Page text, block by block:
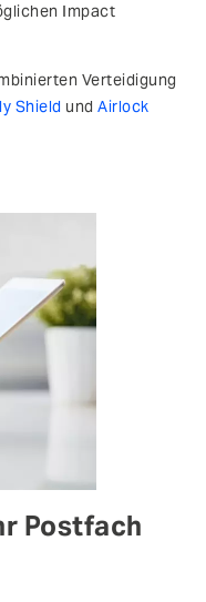
Impact
Verteidigung
Shield und Airlock
Postfach